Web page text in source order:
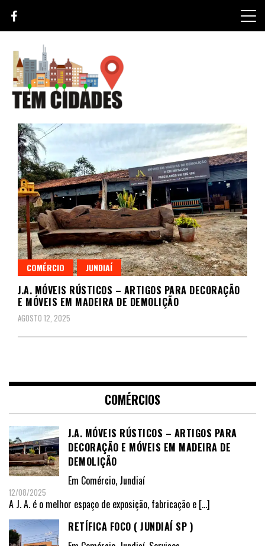
content
TEM CIDADES
COMÉRCIO JUNDIAÍ
J.A. MÓVEIS RÚSTICOS – ARTIGOS PARA DECORAÇÃO
E MÓVEIS EM MADEIRA DE DEMOLIÇÃO
AGOSTO 12, 2025
COMÉRCIOS
J.A. MÓVEIS RÚSTICOS – ARTIGOS PARA
DECORAÇÃO E MÓVEIS EM MADEIRA DE
DEMOLIÇÃO
Em Comércio, Jundiaí
12/08/2025
A J. A. é o melhor espaço de exposição, fabricação e […]
RETÍFICA FOCO ( JUNDIAÍ SP )